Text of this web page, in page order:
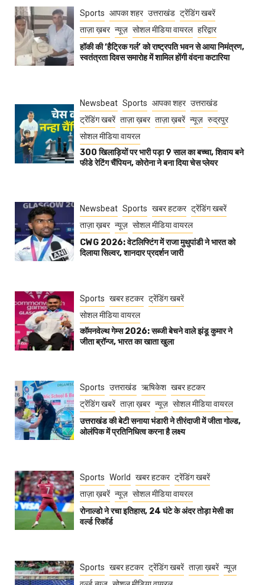
Sports आपका शहर उत्तराखंड ट्रेंडिंग खबरें
ताज़ा ख़बर न्यूज़ सोशल मीडिया वायरल हरिद्वार
हॉकी की ‘हैट्रिक गर्ल’ को राष्ट्रपति भवन से आया निमंत्रण,
स्वतंत्रता दिवस समारोह में शामिल होंगी वंदना कटारिया
Newsbeat Sports आपका शहर उत्तराखंड
ट्रेंडिंग खबरें ताज़ा ख़बर ताज़ा ख़बरें न्यूज़ रुद्रपुर
सोशल मीडिया वायरल
300 खिलाड़ियों पर भारी पड़ा 9 साल का बच्चा, शिवाय बने
फीडे रेटिंग चैंपियन, कोरोना ने बना दिया चेस प्लेयर
Newsbeat Sports खबर हटकर ट्रेंडिंग खबरें
ताज़ा ख़बर न्यूज़ सोशल मीडिया वायरल
CWG 2026: वेटलिफ्टिंग में राजा मुथुपांडी ने भारत को
दिलाया सिल्वर, शानदार प्रदर्शन जारी
Sports खबर हटकर ट्रेंडिंग खबरें
सोशल मीडिया वायरल
कॉमनवेल्थ गेम्स 2026: सब्जी बेचने वाले झंडू कुमार ने
जीता ब्रॉन्ज, भारत का खाता खुला
Sports उत्तराखंड ऋषिकेश खबर हटकर
ट्रेंडिंग खबरें ताज़ा ख़बर न्यूज़ सोशल मीडिया वायरल
उत्तराखंड की बेटी सनाया भंडारी ने तीरंदाजी में जीता गोल्ड,
ओलंपिक में प्रतिनिधित्व करना है लक्ष्य
Sports World खबर हटकर ट्रेंडिंग खबरें
ताज़ा ख़बरें न्यूज़ सोशल मीडिया वायरल
रोनाल्डो ने रचा इतिहास, 24 घंटे के अंदर तोड़ा मेसी का
वर्ल्ड रिकॉर्ड
Sports खबर हटकर ट्रेंडिंग खबरें ताज़ा ख़बरें न्यूज़